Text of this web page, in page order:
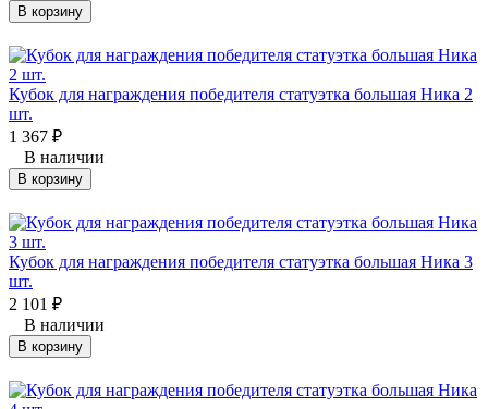
В корзину
Кубок для награждения победителя статуэтка большая Ника 2
шт.
1 367 ₽
В наличии
В корзину
Кубок для награждения победителя статуэтка большая Ника 3
шт.
2 101 ₽
В наличии
В корзину